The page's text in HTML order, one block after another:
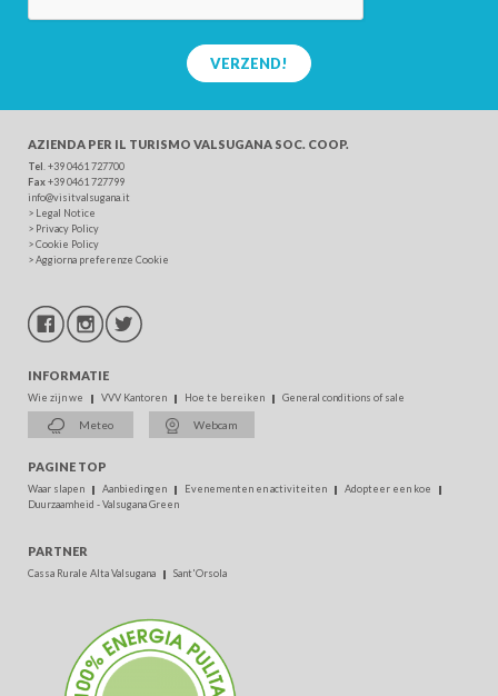
VERZEND!
AZIENDA PER IL TURISMO VALSUGANA SOC. COOP.
Tel . +39 0461 727700
Fax+39 0461 727799
info@visitvalsugana.it
> Legal Notice
> Privacy Policy
>Cookie Policy
>Aggiorna preferenze Cookie
INFORMATIE
Wie zijn we VVV Kantoren Hoe te bereiken General conditions of sale
Meteo Webcam
PAGINE TOP
Waar slapen Aanbiedingen Evenementen en activiteiten
Adopteer een koe
Duurzaamheid - Valsugana Green
PARTNER
Cassa Rurale Alta Valsugana Sant'Orsola